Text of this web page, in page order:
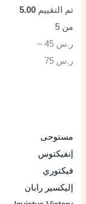
تم التقييم5.00
من 5
ر.س 45
–
ر.س 75
مستوحى
إنفيكتوس
فيكتوري
إليكسير رابان